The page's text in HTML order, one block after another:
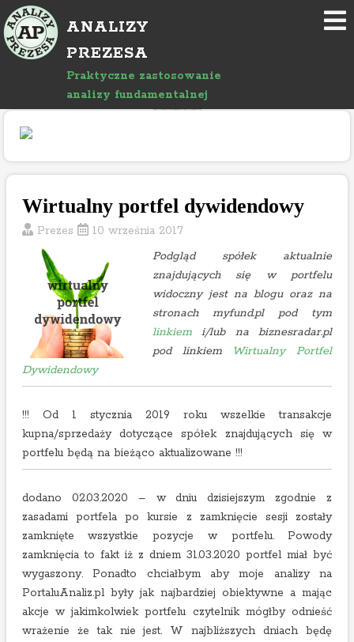
o
ANALIZY
PREZESA
Praktyczne zastosowanie
analizy fundamentalnej
Wirtualny portfel dywidendowy
Prezes
10 września 2017
Podgląd spółek aktualnie
znajdujących się w portfelu
widoczny jest na blogu oraz na
stronach myfund.pl pod tym
linkiemi/lub na biznesradar.pl
pod linkiem Wirtualny Portfel
Dywidendowy
!!! Od 1 stycznia 2019 roku wszelkie transakcje
kupna/sprzedaży dotyczące spółek znajdujących się w
portfelu będą na bieżąco aktualizowane !!!
dodano 02.03.2020 – w dniu dzisiejszym zgodnie z
zasadami portfela po kursie z zamknięcie sesji zostały
zamknięte wszystkie pozycje w portfelu. Powody
zamknięcia to fakt iż z dniem 31.03.2020 portfel miał być
wygaszony. Ponadto chciałbym aby moje analizy na
PortaluAnaliz.pl były jak najbardziej obiektywne a mając
akcje w jakimkolwiek portfelu czytelnik mógłby odnieść
wrażenie że tak nie jest. W najbliższych dniach będę